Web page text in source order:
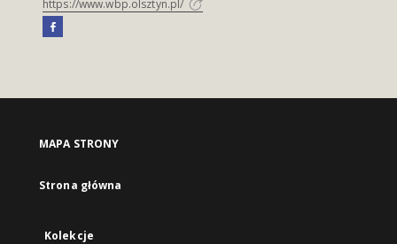
https://www.wbp.olsztyn.pl/
MAPA STRONY
Strona główna
Kolekcje